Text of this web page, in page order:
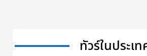
ทัวร์ในประเ